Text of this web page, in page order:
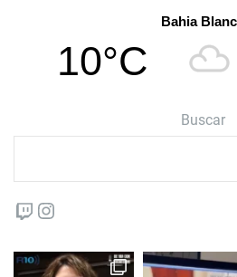
Bahia
10°C
Buscar
Twitch